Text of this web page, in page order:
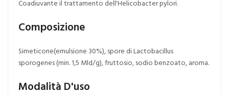
Coadiuvante il trattamento dell'Helicobacter pylori.
Composizione
Simeticone(emulsione 30%), spore di Lactobacillus
sporogenes (min. 1,5 Mld/g), fruttosio, sodio benzoato, aroma.
Modalità D'uso